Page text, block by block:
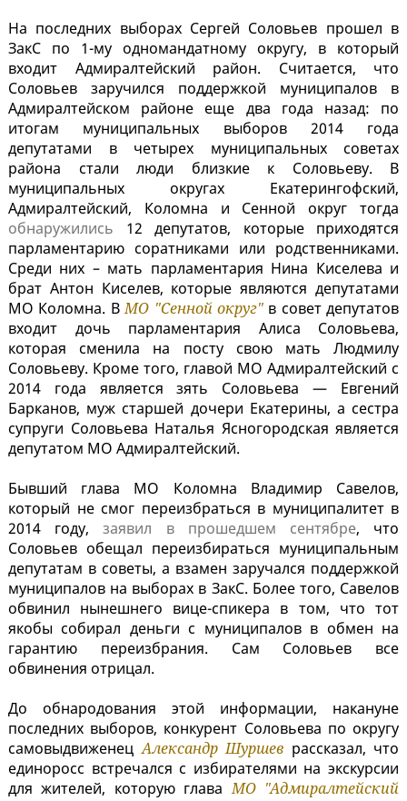
На последних выборах Сергей Соловьев прошел в
ЗакС по 1-му одномандатному округу, в который
входит Адмиралтейский район. Считается, что
Соловьев заручился поддержкой муниципалов в
Адмиралтейском районе еще два года назад: по
итогам муниципальных выборов 2014 года
депутатами в четырех муниципальных советах
района стали люди близкие к Соловьеву. В
муниципальных округах Екатерингофский,
Адмиралтейский, Коломна и Сенной округ тогда
обнаружились 12 депутатов, которые приходятся
парламентарию соратниками или родственниками.
Среди них – мать парламентария Нина Киселева и
брат Антон Киселев, которые являются депутатами
МО Коломна. ВМО "Сенной округ"в совет депутатов
входит дочь парламентария Алиса Соловьева,
которая сменила на посту свою мать Людмилу
Соловьеву. Кроме того, главой МО Адмиралтейский с
2014 года является зять Соловьева — Евгений
Барканов, муж старшей дочери Екатерины, а сестра
супруги Соловьева Наталья Ясногородская является
депутатом МО Адмиралтейский.
Бывший глава МО Коломна Владимир Савелов,
который не смог переизбраться в муниципалитет в
2014 году,заявил в прошедшем сентябре, что
Соловьев обещал переизбираться муниципальным
депутатам в советы, а взамен заручался поддержкой
муниципалов на выборах в ЗакС. Более того, Савелов
обвинил нынешнего вице-спикера в том, что тот
якобы собирал деньги с муниципалов в обмен на
гарантию переизбрания. Сам Соловьев все
обвинения отрицал.
До обнародования этой информации, накануне
последних выборов, конкурент Соловьева по округу
самовыдвиженецАлександр Шуршев рассказал, что
единоросс встречался с избирателями на экскурсии
для жителей, которую главаМО "Адмиралтейский